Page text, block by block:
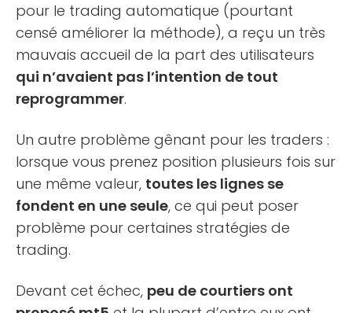
pour le trading automatique (pourtant
censé améliorer la méthode), a reçu un très
mauvais accueil de la part des utilisateurs
qui n’avaient pas l’intention de tout
reprogrammer.
Un autre problème gênant pour les traders :
lorsque vous prenez position plusieurs fois sur
une même valeur, toutes les lignes se
fondent en une seule, ce qui peut poser
problème pour certaines stratégies de
trading.
Devant cet échec, peu de courtiers ont